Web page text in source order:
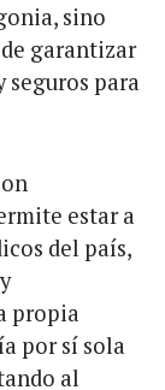
sino
garantizar
seguros para
estar a
del país,
propia
por sí sola
al